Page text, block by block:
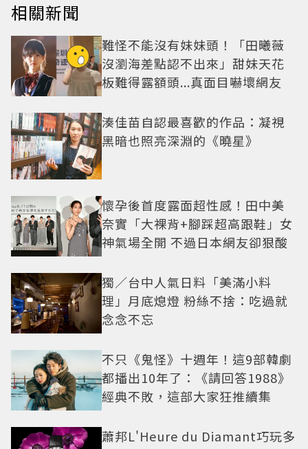
相關新聞
難怪不能沒有妹妹頭！「田曦薇
沒瀏海差點認不出來」甜妹天花
板難得露額頭...真面目嚇壞網友
湊佳苗自認最喜歡的作品：凝視
黑暗也照亮深淵的《曉星》
懷孕後首度露面超性感！田中美
奈實「大裸背+腳踩超高跟鞋」女
神氣場全開 不過日本網友卻狠酸
獨／台中人氣日料「美滿小料
理」月底熄燈 粉絲不捨：吃過就
念念不忘
不只《鬼怪》十週年！這9部韓劇
都播出10年了：《請回答1988》
經典不敗，這部大家狂推續集
蕭邦L'Heure du Diamant巧玩多